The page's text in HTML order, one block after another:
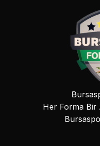
Her Forma Bir